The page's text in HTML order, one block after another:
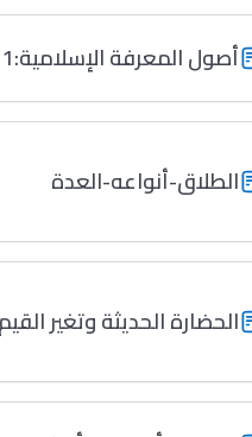
أصول المعرفة الإسلامية:1 القرآن الكريم
الطلاق-أنواعه-العدة
الحضارة الحديثة وتغير القيم